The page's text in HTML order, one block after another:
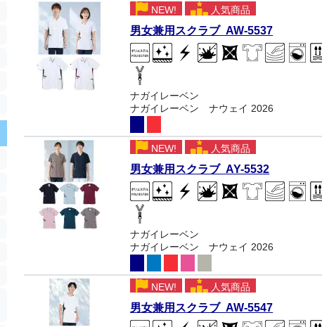
NEW! 人気商品
男女兼用スクラブ AW-5537
ナガイレーベン
ナガイレーベン ナウェイ 2026
NEW! 人気商品
男女兼用スクラブ AY-5532
ナガイレーベン
ナガイレーベン ナウェイ 2026
NEW! 人気商品
男女兼用スクラブ AW-5547